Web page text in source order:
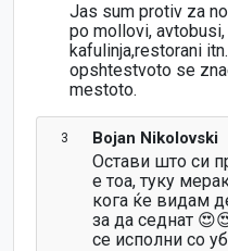
Jas sum protiv za
po mollovi,
kafulinja,restorani
opshtestvoto se
mestoto.
3 Bojan Nikolovski
Остави што си
е тоа, туку
кога ќе видам
за да седнат
се исполни со